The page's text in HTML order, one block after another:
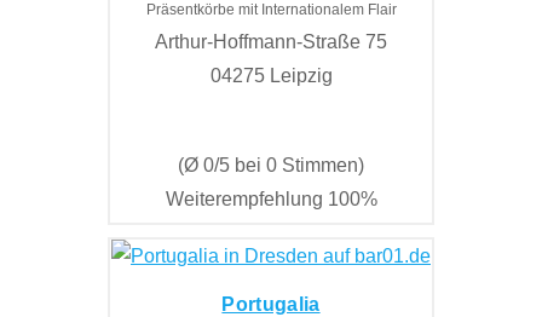
Präsentkörbe mit Internationalem Flair
Arthur-Hoffmann-Straße 75
04275 Leipzig
(Ø 0/5 bei 0 Stimmen)
Weiterempfehlung 100%
Portugalia